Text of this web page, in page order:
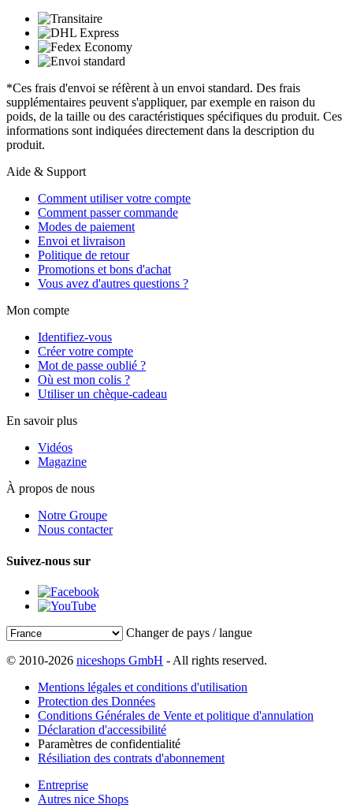
*Ces frais d'envoi se réfèrent à un envoi standard. Des frais
supplémentaires peuvent s'appliquer, par exemple en raison du
poids, de la taille ou des caractéristiques spécifiques du produit. Ces
informations sont indiquées directement dans la description du
produit.
Aide & Support
Comment utiliser votre compte
Comment passer commande
Modes de paiement
Envoi et livraison
Politique de retour
Promotions et bons d'achat
Vous avez d'autres questions ?
Mon compte
Identifiez-vous
Créer votre compte
Mot de passe oublié ?
Où est mon colis ?
Utiliser un chèque-cadeau
En savoir plus
Vidéos
Magazine
À propos de nous
Notre Groupe
Nous contacter
Suivez-nous sur
Changer de pays / langue
© 2010-2026 niceshops GmbH - All rights reserved.
Mentions légales et conditions d'utilisation
Protection des Données
Conditions Générales de Vente et politique d'annulation
Déclaration d'accessibilité
Paramètres de confidentialité
Résiliation des contrats d'abonnement
Entreprise
Autres nice Shops